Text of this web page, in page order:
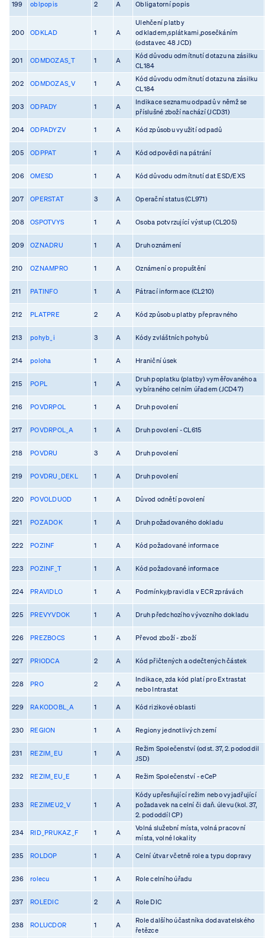
199 oblpopis 2 A Obligatorní popis
200 ODKLAD 1 A
Ulehčení platby
odkladem,splátkami,posečkáním
(odstavec 48 JCD)
201 ODMDOZAS_T 1 A
Kód důvodu odmítnutí dotazu na zásilku
CL184
202 ODMDOZAS_V 1 A
Kód důvodu odmítnutí dotazu na zásilku
CL184
203 ODPADY 1 A
Indikace seznamu odpadů v němž se
příslušné zboží nachází (JCD31)
204 ODPADYZV 1 A Kód způsobu využití odpadů
205 ODPPAT 1 A Kód odpovědi na pátrání
206 OMESD 1 A Kód důvodu odmítnutí dat ESD/EXS
207 OPERSTAT 3 A Operační status (CL971)
208 OSPOTVYS 1 A Osoba potvrzující výstup (CL205)
209 OZNADRU 1 A Druh oznámení
210 OZNAMPRO 1 A Oznámení o propuštění
211 PATINFO 1 A Pátrací informace (CL210)
212 PLATPRE 2 A Kód způsobu platby přepravného
213 pohyb_i 3 A Kódy zvláštních pohybů
214 poloha 1 A Hraniční úsek
215 POPL 1 A
Druh poplatku (platby) vyměřovaného a
vybíraného celním úřadem (JCD47)
216 POVDRPOL 1 A Druh povolení
217 POVDRPOL_A 1 A Druh povolení - CL615
218 POVDRU 3 A Druh povolení
219 POVDRU_DEKL 1 A Druh povolení
220 POVOLDUOD 1 A Důvod odnětí povolení
221 POZADOK 1 A Druh požadovaného dokladu
222 POZINF 1 A Kód požadované informace
223 POZINF_T 1 A Kód požadované informace
224 PRAVIDLO 1 A Podmínky/pravidla v ECR zprávách
225 PREVYVDOK 1 A Druh předchozího vývozního dokladu
226 PREZBOCS 1 A Převod zboží - zboží
227 PRIODCA 2 A Kód přičtených a odečtených částek
228 PRO 2 A
Indikace, zda kód platí pro Extrastat
nebo Intrastat
229 RAKODOBL_A 1 A Kód rizikové oblasti
230 REGION 1 A Regiony jednotlivých zemí
231 REZIM_EU 1 A
Režim Společenství (odst. 37, 2. pododdil
JSD)
232 REZIM_EU_E 1 A Režim Společenství - eCeP
233 REZIMEU2_V 1 A
Kódy upřesňující režim nebo vyjadřující
požadavek na celní či daň. úlevu (kol. 37,
2. pododdíl CP)
234 RID_PRUKAZ_F 1 A
Volná služební místa, volná pracovní
místa, volné lokality
235 ROLDOP 1 A Celní útvar včetně role a typu dopravy
236 rolecu 1 A Role celního úřadu
237 ROLEDIC 2 A Role DIC
238 ROLUCDOR 1 A
Role dalšího účastníka dodavatelského
řetězce